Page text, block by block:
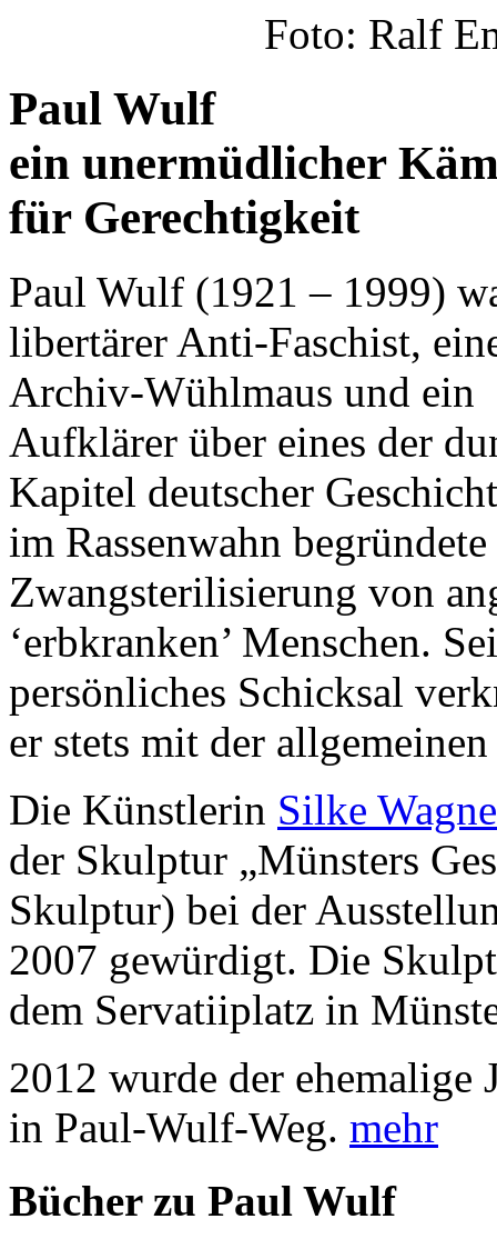
Foto: Ralf
Paul Wulf
ein unermüdlicher
für Gerechtigkeit
Paul Wulf (1921 – 1999)
libertärer Anti-Faschist,
Archiv-Wühlmaus und ein
Aufklärer über eines der
Kapitel deutscher
im Rassenwahn begründete
Zwangsterilisierung von
‘erbkranken’ Menschen.
persönliches Schicksal
er stets mit der
Die Künstlerin Silke
der Skulptur „Münsters
Skulptur) bei der
2007 gewürdigt. Die
dem Servatiiplatz in
2012 wurde der ehemalige
in Paul-Wulf-Weg. mehr
Bücher zu Paul Wulf